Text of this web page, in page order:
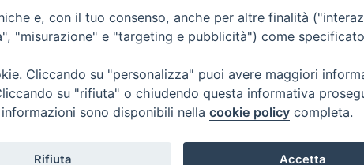
0566 902039
A Tel e Fax: 0565 32036
e, con il tuo consenso, anche per altre finalità
"misurazione" e "targeting e pubblicità") come
Cliccando su "personalizza" puoi avere maggiori
su "rifiuta" o chiudendo questa informativa
sono disponibili nella cookie policy completa.
Rifiuta Accetta